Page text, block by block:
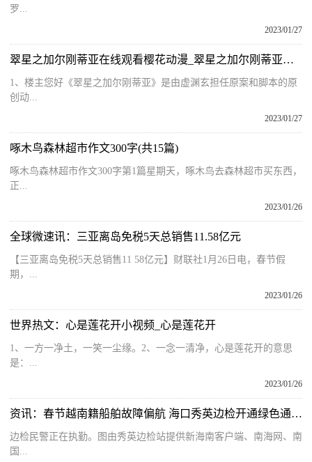
罗...
2023/01/27
翠星之加尔刚蒂亚在线观看樱花动漫_翠星之加尔刚蒂亚漫画
1、楼主您好《翠星之加尔刚蒂亚》是由虚渊玄担任原案和脚本的原
创动...
2023/01/27
啄木鸟森林超市作文300字(共15篇)
啄木鸟森林超市作文300字第1篇星期天，啄木鸟去森林超市买东西，
正...
2023/01/26
全球微速讯：三亚离岛免税5天总销售11.58亿元
【三亚离岛免税5天总销售11 58亿元】财联社1月26日电，春节假
期，...
2023/01/26
世界热文：心是莲花开小视频_心是莲花开
1、一方一净土，一笑一尘缘。2、一念一清净，心是莲花开的意思
是：...
2023/01/26
资讯：春节越南籍船舶故障偏航 海口秀英边检开通绿色通道联动处置
边检民警正在执勤。图由秀英边检站提供新海南客户端、南海网、南
国...